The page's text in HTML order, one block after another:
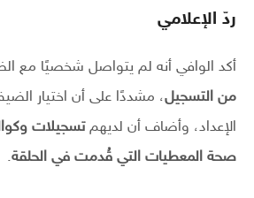
ردّ الإعلامي
أكد الوافي أنه لم يتواصل شخصيًا مع
من التسجيل، مشددًا على أن اختيار
الإعداد، وأضاف أن لديهمتسجيلات
صحة المعطيات التي قُدمت في الحلقة.